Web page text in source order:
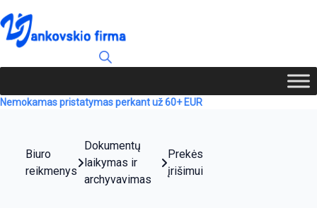
Nemokamas pristatymas perkant už 60+ EUR
Biuro
reikmenys
Dokumentų
laikymas ir
archyvavimas
Prekės
įrišimui